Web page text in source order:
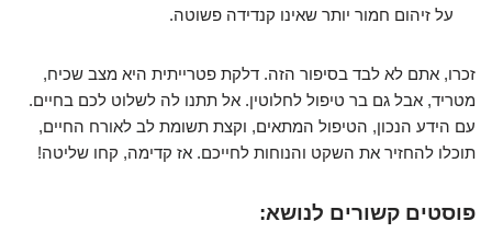
על זיהום חמור יותר שאינו קנדידה פשוטה.
זכרו, אתם לא לבד בסיפור הזה. דלקת פטרייתית היא מצב שכיח,
מטריד, אבל גם בר טיפול לחלוטין. אל תתנו לה לשלוט לכם בחיים.
עם הידע הנכון, הטיפול המתאים, וקצת תשומת לב לאורח החיים,
תוכלו להחזיר את השקט והנוחות לחייכם. אז קדימה, קחו שליטה!
פוסטים קשורים לנושא: